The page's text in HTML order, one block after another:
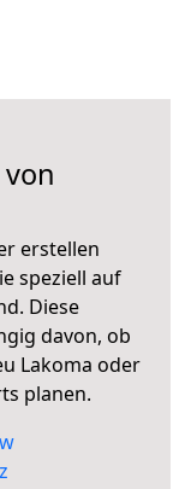
erstellen
speziell auf
Diese
davon, ob
Lakoma oder
planen.